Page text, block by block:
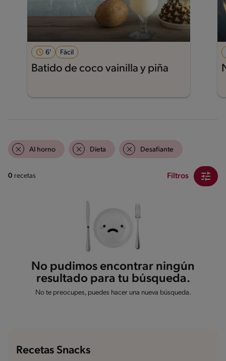
6' Fácil
Batido de coco vainilla y piña
Al horno Dieta Desafiante
0 recetas Filtros
No pudimos encontrar ningún
resultado para tu búsqueda.
No te preocupes, puedes hacer una nueva búsqueda.
Recetas Snacks